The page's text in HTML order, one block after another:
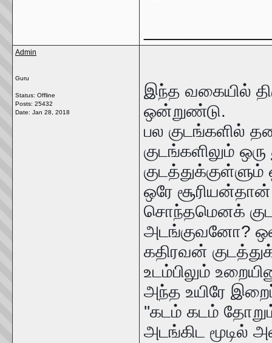
Admin
Guru
Status: Offline
Posts: 25432
Date: Jan 28, 2018
இந்த வகையில்
ஒன்றுண்டு.
பல குடங்களில்
குடங்களிலும்
ஒரே
சொந்தமெனக்
அடங்குவனோ?
கதிரவன்
உடம்பிலும்
அந்த உயிரே
''கடம் கடம்
அடங்கிட மூடில்